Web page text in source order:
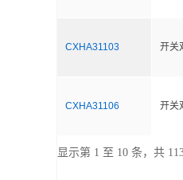
CXHA31103 开关
CXHA31106 开关
显示第 1 至 10 条，共